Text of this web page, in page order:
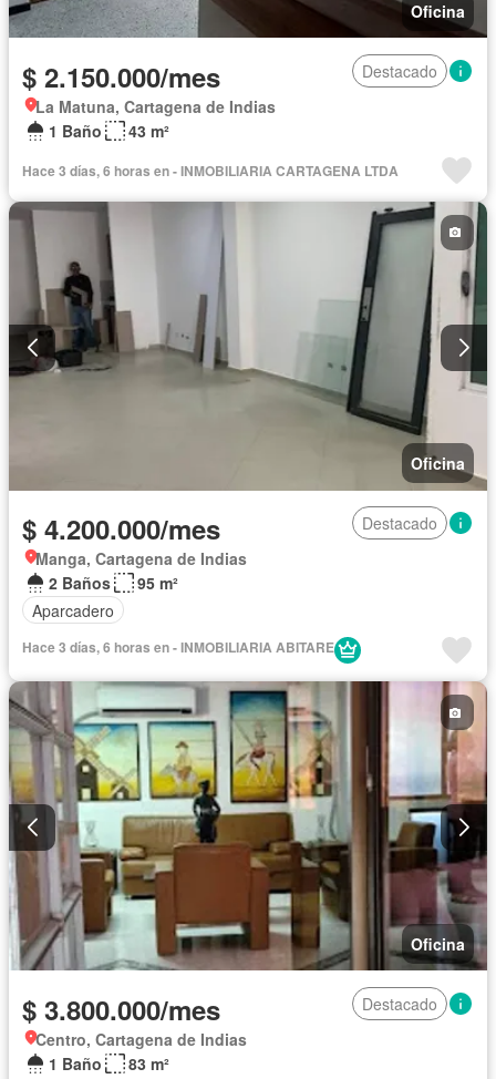
Oficina
$ 2.150.000/mes
Destacado
La Matuna, Cartagena de Indias
1 Baño
43 m²
Hace 3 días, 6 horas en - INMOBILIARIA CARTAGENA LTDA
Oficina
$ 4.200.000/mes
Destacado
Manga, Cartagena de Indias
2 Baños
95 m²
Aparcadero
Hace 3 días, 6 horas en - INMOBILIARIA ABITARE
Oficina
$ 3.800.000/mes
Destacado
Centro, Cartagena de Indias
1 Baño
83 m²